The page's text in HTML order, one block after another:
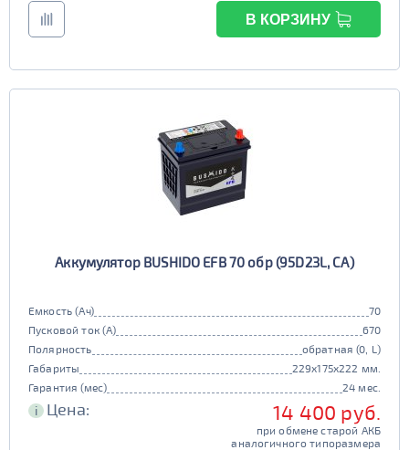
В КОРЗИНУ
Аккумулятор BUSHIDO EFB 70 обр (95D23L, CA)
Емкость (Ач)
70
Пусковой ток (А)
670
Полярность
обратная (0, L)
Габариты
229x175x222 мм.
Гарантия (мес)
24 мес.
i Цена: 14 400 руб.
при обмене старой АКБ
аналогичного типоразмера